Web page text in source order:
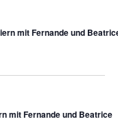
mit Fernande und
mit Fernande und Beatrice